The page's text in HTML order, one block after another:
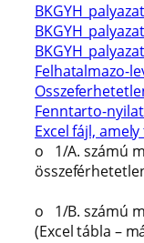
Felhatalmazo-
Fenntarto-
Excel fájl,
o 1/A. számú
o 1/B. számú
(Excel tábla –